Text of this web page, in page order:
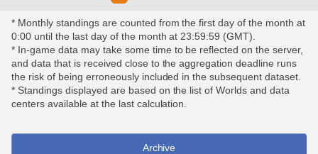
* Monthly standings are counted from the first day of the month at
0:00 until the last day of the month at 23:59:59 (GMT).
* In-game data may take some time to be reflected on the server,
and data that is received close to the aggregation deadline runs
the risk of being erroneously included in the subsequent dataset.
* Standings displayed are based on the list of Worlds and data
centers available at the last calculation.
Archive